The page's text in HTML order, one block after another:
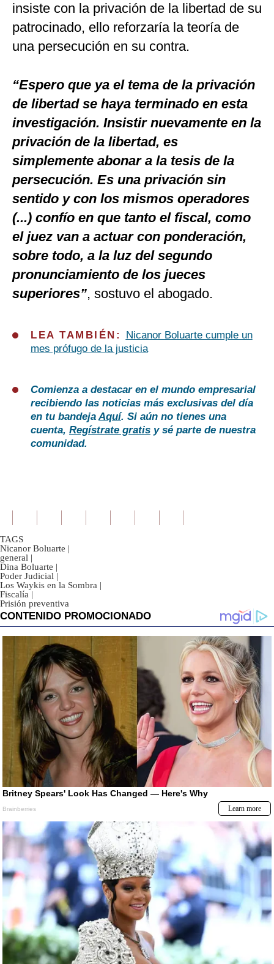
insiste con la privación de la libertad de su
patrocinado, ello reforzaría la teoría de
una persecución en su contra.
“Espero que ya el tema de la privación
de libertad se haya terminado en esta
investigación. Insistir nuevamente en la
privación de la libertad, es
simplemente abonar a la tesis de la
persecución. Es una privación sin
sentido y con los mismos operadores
(...) confío en que tanto el fiscal, como
el juez van a actuar con ponderación,
sobre todo, a la luz del segundo
pronunciamiento de los jueces
superiores”, sostuvo el abogado.
LEA TAMBIÉN:
Nicanor Boluarte cumple un
mes prófugo de la justicia
Comienza a destacar en el mundo empresarial
recibiendo las noticias más exclusivas del día
en tu bandejaAquí. Si aún no tienes una
cuenta, Regístrate gratis y sé parte de nuestra
comunidad.
TAGS
Nicanor Boluarte |
general |
Dina Boluarte |
Poder Judicial |
Los Waykis en la Sombra |
Fiscalía |
Prisión preventiva